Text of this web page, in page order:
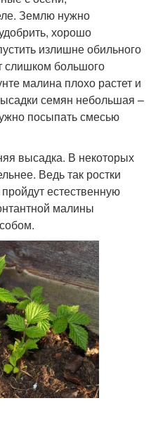
Землю нужно
хорошо
излишне обильного
слишком большого
малина плохо растет и
семян небольшая –
посыпать смесью
высадка. В некоторых
Ведь так ростки
естественную
малины